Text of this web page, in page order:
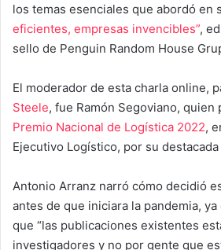
los temas esenciales que abordó en
eficientes, empresas invencibles”,
sello de Penguin Random House
El moderador de esta charla online,
Steele, fue Ramón Segoviano, quien
Premio Nacional de Logística 2022,
Ejecutivo Logístico, por su
Antonio Arranz narró cómo decidió
antes de que iniciara la pandemia,
que “las publicaciones existentes
investigadores y no por gente que